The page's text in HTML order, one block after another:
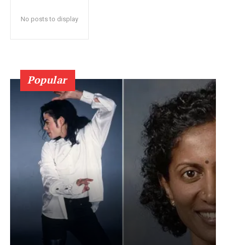
No posts to display
Popular